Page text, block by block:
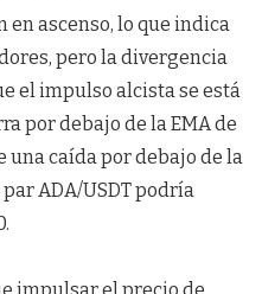
en ascenso, lo que indica
pero la divergencia
el impulso alcista se está
por debajo de la EMA de
una caída por debajo de la
par ADA/USDT podría